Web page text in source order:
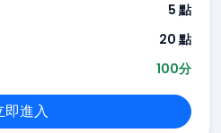
5 點
20 點
100分
即進入